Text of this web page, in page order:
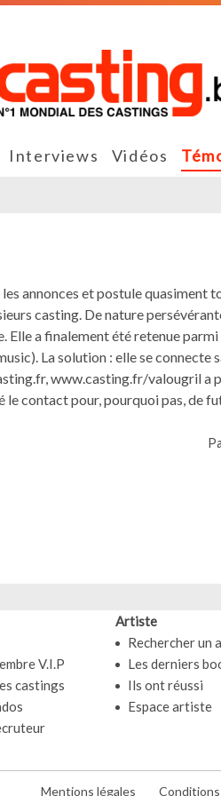
Interviews Vidéos
annonces et postule quasiment
casting. De nature
a finalement été retenue
La solution : elle se connecte
www.casting.fr/valougril a
contact pour, pourquoi pas, de
V.I.P
castings
Artiste
Rechercher un
Les derniers
Ils ont réussi
Espace artiste
Mentions légales